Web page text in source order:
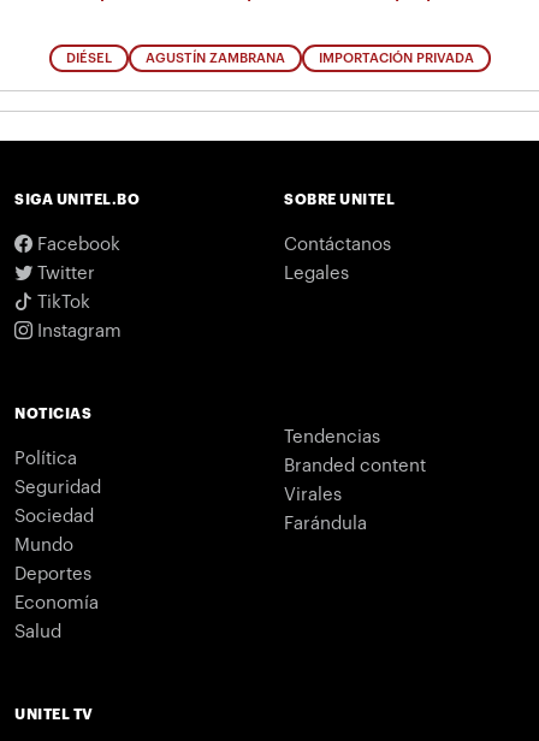
DIÉSEL AGUSTÍN ZAMBRANA IMPORTACIÓN PRIVADA
SIGA UNITEL.BO
Facebook
Twitter
TikTok
Instagram
SOBRE UNITEL
Contáctanos
Legales
NOTICIAS
Política
Seguridad
Sociedad
Mundo
Deportes
Economía
Salud
Tendencias
Branded content
Virales
Farándula
UNITEL TV